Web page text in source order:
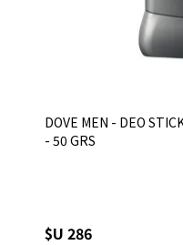
DOVE MEN - DEO
- 50 GRS
$U 286